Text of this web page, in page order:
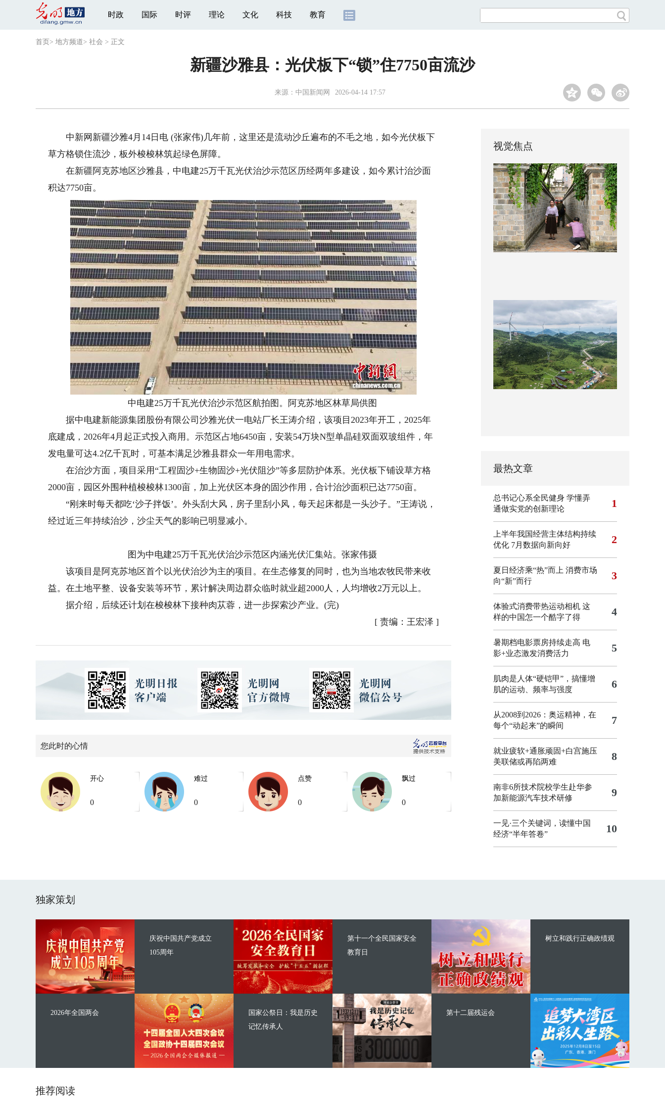
时政 国际 时评 理论 文化 科技 教育
首页 > 地方频道> 社会 > 正文
新疆沙雅县：光伏板下“锁”住7750亩流沙
来源： 中国新闻网 2026-04-14 17:57
中新网新疆沙雅4月14日电 (张家伟)几年前，这里还是流动沙丘遍布的不毛之地，如今光伏板下
草方格锁住流沙，板外梭梭林筑起绿色屏障。
在新疆阿克苏地区沙雅县，中电建25万千瓦光伏治沙示范区历经两年多建设，如今累计治沙面
积达7750亩。
中电建25万千瓦光伏治沙示范区航拍图。阿克苏地区林草局供图
据中电建新能源集团股份有限公司沙雅光伏一电站厂长王涛介绍，该项目2023年开工，2025年
底建成，2026年4月起正式投入商用。示范区占地6450亩，安装54万块N型单晶硅双面双玻组件，年
发电量可达4.2亿千瓦时，可基本满足沙雅县群众一年用电需求。
在治沙方面，项目采用“工程固沙+生物固沙+光伏阻沙”等多层防护体系。光伏板下铺设草方格
2000亩，园区外围种植梭梭林1300亩，加上光伏区本身的固沙作用，合计治沙面积已达7750亩。
“刚来时每天都吃‘沙子拌饭’。外头刮大风，房子里刮小风，每天起床都是一头沙子。”王涛说，
经过近三年持续治沙，沙尘天气的影响已明显减小。
图为中电建25万千瓦光伏治沙示范区内涵光伏汇集站。张家伟摄
该项目是阿克苏地区首个以光伏治沙为主的项目。在生态修复的同时，也为当地农牧民带来收
益。在土地平整、设备安装等环节，累计解决周边群众临时就业超2000人，人均增收2万元以上。
据介绍，后续还计划在梭梭林下接种肉苁蓉，进一步探索沙产业。(完)
[ 责编：王宏泽 ]
您此时的心情
开心
0
难过
0
点赞
0
飘过
0
视觉焦点
最热文章
总书记心系全民健身 学懂弄
通做实党的创新理论
1
上半年我国经营主体结构持续
优化 7月数据向新向好 2
夏日经济乘“热”而上 消费市场
向“新”而行
3
体验式消费带热运动相机 这
样的中国怎一个酷字了得
4
暑期档电影票房持续走高 电
影+业态激发消费活力
5
肌肉是人体“硬铠甲”，搞懂增
肌的运动、频率与强度
6
从2008到2026：奥运精神，在
每个“动起来”的瞬间
7
就业疲软+通胀顽固+白宫施压
美联储或再陷两难
8
南非6所技术院校学生赴华参
加新能源汽车技术研修
9
一见·三个关键词，读懂中国
经济“半年答卷”
10
独家策划
庆祝中国共产党成立
105周年
2026年全国两会
第十一个全民国家安全
教育日
国家公祭日：我是历史
记忆传承人
树立和践行正确政绩观
第十二届残运会
推荐阅读